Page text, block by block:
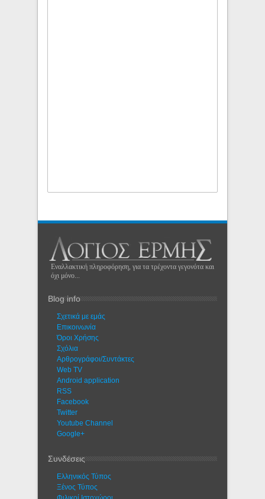
Εναλλακτική πληροφόρηση, για τα τρέχοντα γεγονότα και
όχι μόνο...
Blog info
Σχετικά με εμάς
Eπικοινωνία
Όροι Χρήσης
Σχόλια
Αρθρογράφοι/Συντάκτες
Web TV
Android application
RSS
Facebook
Twitter
Youtube Channel
Google+
Συνδέσεις
Ελληνικός Τύπος
Ξένος Τύπος